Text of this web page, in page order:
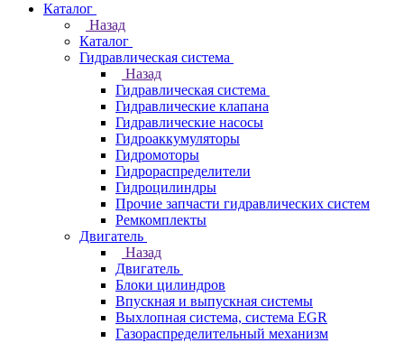
Каталог
Назад
Каталог
Гидравлическая система
Назад
Гидравлическая система
Гидравлические клапана
Гидравлические насосы
Гидроаккумуляторы
Гидромоторы
Гидрораспределители
Гидроцилиндры
Прочие запчасти гидравлических систем
Ремкомплекты
Двигатель
Назад
Двигатель
Блоки цилиндров
Впускная и выпускная системы
Выхлопная система, система EGR
Газораспределительный механизм